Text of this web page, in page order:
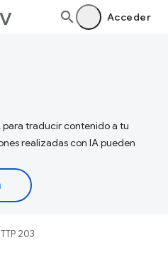
Acceder
traducir contenido a tu
realizadas con IA pueden
203